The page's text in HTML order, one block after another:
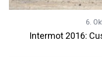
6.
Intermot 2016: